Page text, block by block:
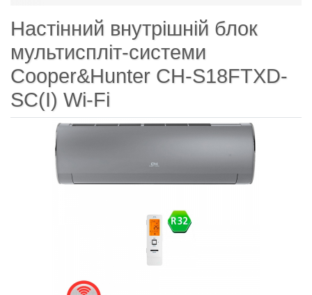
Настінний внутрішній блок
мультиспліт-системи
Cooper&Hunter CH-S18FTXD-
SC(I) Wi-Fi